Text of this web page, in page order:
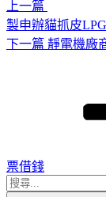
上一篇
製申辦貓抓皮
下
下一篇 靜電機廠
票借錢
搜